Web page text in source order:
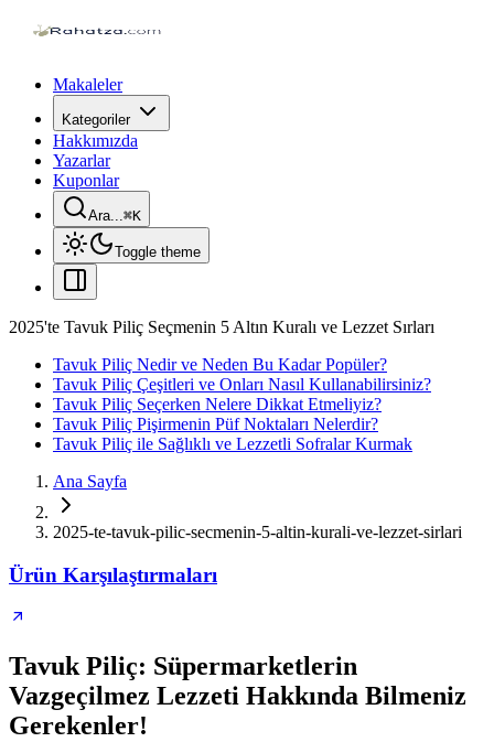
Makaleler
Kategoriler
Hakkımızda
Yazarlar
Kuponlar
Ara...⌘K
Toggle theme
2025'te Tavuk Piliç Seçmenin 5 Altın Kuralı ve Lezzet Sırları
Tavuk Piliç Nedir ve Neden Bu Kadar Popüler?
Tavuk Piliç Çeşitleri ve Onları Nasıl Kullanabilirsiniz?
Tavuk Piliç Seçerken Nelere Dikkat Etmeliyiz?
Tavuk Piliç Pişirmenin Püf Noktaları Nelerdir?
Tavuk Piliç ile Sağlıklı ve Lezzetli Sofralar Kurmak
Ana Sayfa
2025-te-tavuk-pilic-secmenin-5-altin-kurali-ve-lezzet-sirlari
Ürün Karşılaştırmaları
Tavuk Piliç: Süpermarketlerin
Vazgeçilmez Lezzeti Hakkında Bilmeniz
Gerekenler!